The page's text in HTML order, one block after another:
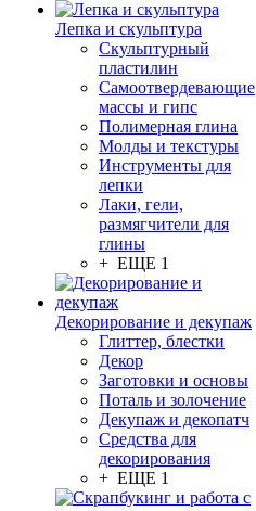
Лепка и скульптура
Скульптурный
пластилин
Самоотвердевающие
массы и гипс
Полимерная глина
Молды и текстуры
Инструменты для
лепки
Лаки, гели,
размягчители для
глины
+ ЕЩЕ 1
Декорирование и декупаж
Глиттер, блестки
Декор
Заготовки и основы
Поталь и золочение
Декупаж и декопатч
Средства для
декорирования
+ ЕЩЕ 1